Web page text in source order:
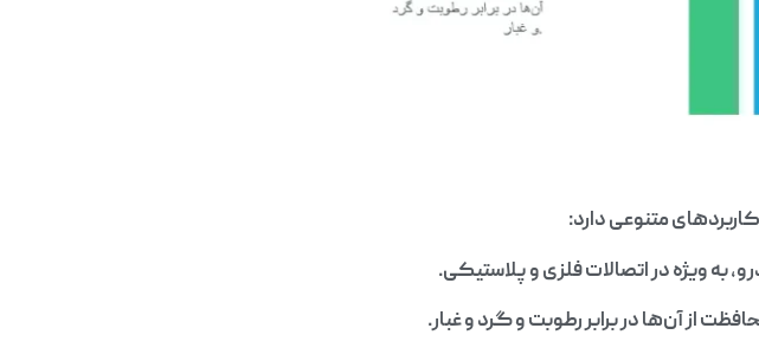
ویژه در اتصالات فلزی و پلاستیکی.
از آن‌ها در برابر رطوبت و گرد و غبار.